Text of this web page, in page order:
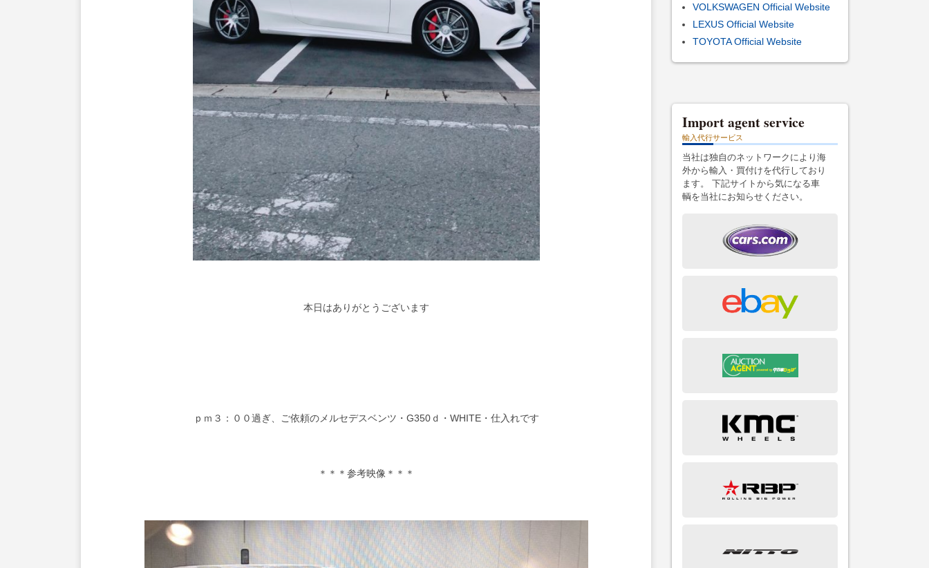
本日はありがとうございます
ｐｍ３：００過ぎ、ご依頼のメルセデスベンツ・G350ｄ・WHITE・仕入れです
＊＊＊参考映像＊＊＊
VOLKSWAGEN Official Website
LEXUS Official Website
TOYOTA Official Website
Import agent service
輸入代行サービス
当社は独自のネットワークにより海
外から輸入・買付けを代行しており
ます。 下記サイトから気になる車
輌を当社にお知らせください。